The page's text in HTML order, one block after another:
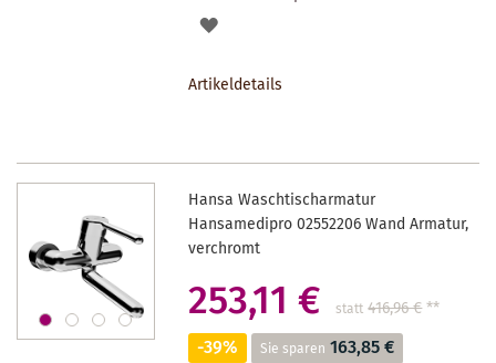
AUF
Artikeldetails
Hansa Waschtischarmatur
Hansamedipro 02552206 Wand Armatur,
verchromt
253,11 € statt 416,96 €**
-39% Sie sparen 163,85 €